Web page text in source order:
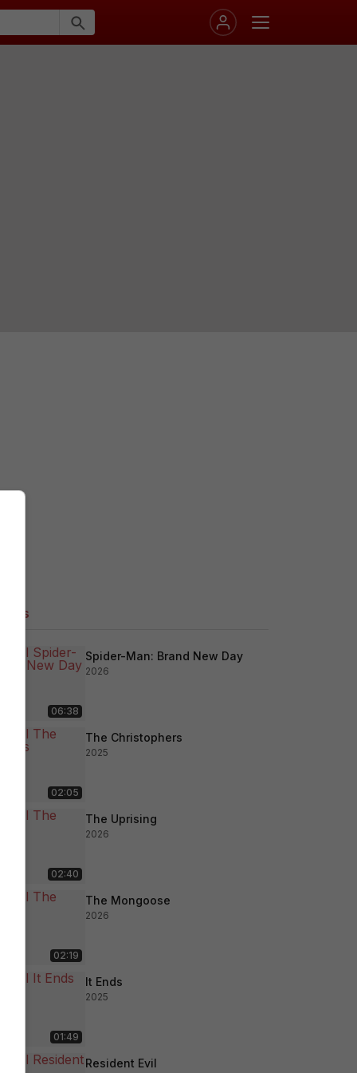
06:38
Spider-Man: Brand New Day
2026
02:05
The Christophers
2025
02:40
The Uprising
2026
02:19
The Mongoose
2026
01:49
It Ends
2025
Resident Evil